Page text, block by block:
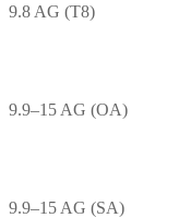
9.8 AG (T8)
9.9–15 AG (OA)
9.9–15 AG (SA)